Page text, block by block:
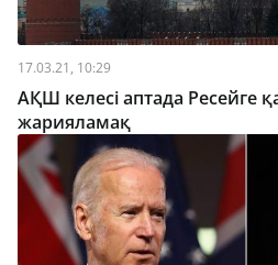
17.03.21, 10:29
АҚШ келесі аптада Ресейге
жарияламақ